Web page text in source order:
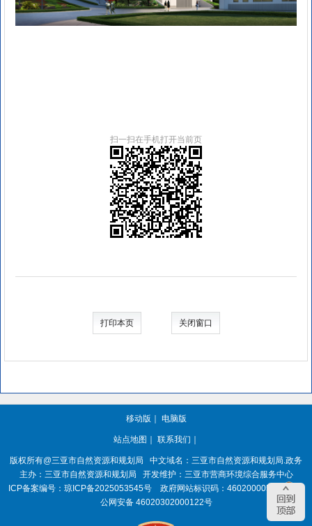
扫一扫在手机打开当前页
打印本页 关闭窗口
移动版 ｜ 电脑版
站点地图 ｜ 联系我们 ｜
版权所有@三亚市自然资源和规划局
中文域名：三亚市自然资源和规划局.政务
主办：三亚市自然资源和规划局
开发维护：三亚市营商环境综合服务中心
ICP备案编号： 琼ICP备2025053545号 政府网站标识码： 4602000050
琼
公网安备 46020302000122号